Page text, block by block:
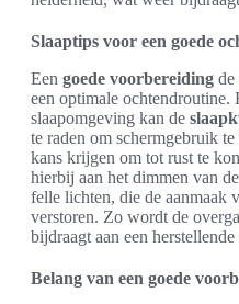
Slaaptips voor een goede
Een goede voorbereiding de
een optimale ochtendroutine.
slaapomgeving kan de
te raden om schermgebruik
kans krijgen om tot rust te
hierbij aan het dimmen van
felle lichten, die de aanmaak
verstoren. Zo wordt de
bijdraagt aan een herstellende
Belang van een goede